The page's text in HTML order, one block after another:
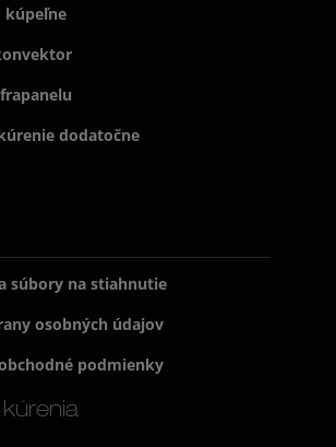
kúpeľne
dodatočne
súbory na stiahnutie
osobných údajov
podmienky